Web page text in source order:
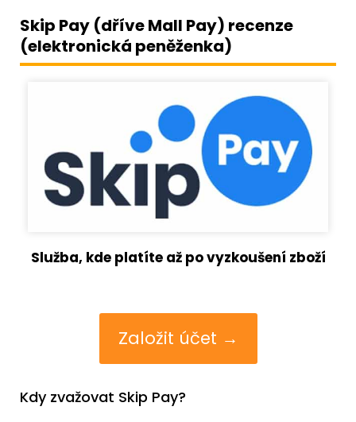
Skip Pay (dříve Mall Pay) recenze
(elektronická peněženka)
Služba, kde platíte až po vyzkoušení zboží
Založit účet →
Kdy zvažovat Skip Pay?